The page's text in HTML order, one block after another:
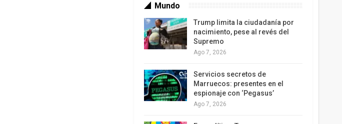
Mundo
Trump limita la ciudadanía por
nacimiento, pese al revés del
Supremo
Ago 7, 2026
Servicios secretos de
Marruecos: presentes en el
espionaje con ‘Pegasus’
Ago 7, 2026